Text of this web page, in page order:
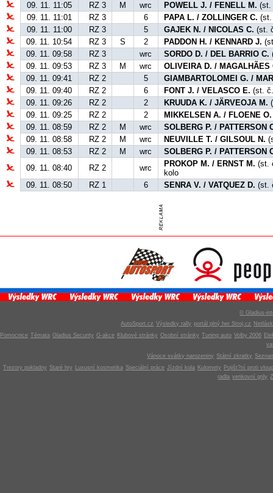
09. 11. 11:05
RZ 3 M wrc POWELL J. / FENELL M. (st.
09. 11. 11:01
RZ 3 6 PAPA L. / ZOLLINGER C. (st.
09. 11. 11:00
RZ 3 5 GAJEK N. / NICOLAS C. (st.
09. 11. 10:54
RZ 3 S 2 PADDON H. / KENNARD J.
09. 11. 09:58
RZ 3 wrc SORDO D. / DEL BARRIO C.
09. 11. 09:53
RZ 3 M wrc
OLIVEIRA D. / MAGALHÃES
09. 11. 09:41
RZ 2 5
GIAMBARTOLOMEI G. /
09. 11. 09:40
RZ 2 6 FONT J. / VELASCO E. (st.
09. 11. 09:26
RZ 2 2 KRUUDA K. / JÄRVEOJA M.
09. 11. 09:25
RZ 2 2 MIKKELSEN A. / FLOENE O.
09. 11. 08:59
RZ 2 M wrc
SOLBERG P. / PATTERSON
09. 11. 08:58
RZ 2 M wrc NEUVILLE T. / GILSOUL N.
09. 11. 08:53
RZ 2 M wrc
SOLBERG P. / PATTERSON
09. 11. 08:40
RZ 2 wrc PROKOP M. / ERNST M. (st.
kolo
09. 11. 08:50
RZ 1 6 SENRA V. / VATQUEZ D. (st.
© Gladius-
AutoSport.cz Výsledky rally portál plný her Stroj.cz
Pomocnice Témata Gladius Security G-akce Klubové stránky Osobní stránky Tuning auto Volby 2006
Vánoce svátky narozeniny Státní zkratky
Trezory pokladny Staré hry Luxusní kosmetika Speciální práce Jízdní kola Kulomety
Pojišt?ní proti
radla venkovní grily